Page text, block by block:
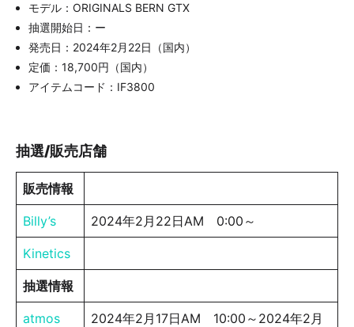
モデル：ORIGINALS BERN GTX
抽選開始日：ー
発売日：2024年2月22日（国内）
定価：18,700円（国内）
アイテムコード：IF3800
抽選/販売店舗
販売情報
Billy’s 2024年2月22日AM 0:00～
Kinetics
抽選情報
atmos
2024年2月17日AM 10:00～2024年2月